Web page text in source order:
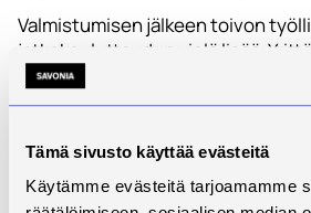
Tämä sivusto käyttää evästeitä
Käytämme evästeitä tarjoamamme
Valmistumisen jälkeen toivon
jatkokouluttaudun vielä lisää.
kiinnostavat.
alasi.
Ja vinkkinä: kannattaa harjoitella